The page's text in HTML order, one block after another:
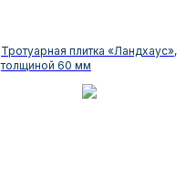
Тротуарная плитка «Ландхаус»,
толщиной 60 мм